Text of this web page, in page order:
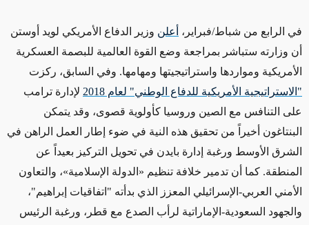
في الرابع من شباط/فبراير، أعلن وزير الدفاع الأمريكي لويد أوستن
أن وزارته ستباشر بمراجعة وضع القوة العالمية للبصمة العسكرية
الأمريكية ومواردها واستراتيجيتها ومهامها. وفي السابق، ركزت
"الاستراتيجية الأمريكية للدفاع الوطني" لعام 2018
لإدارة ترامب
على التنافس مع الصين وروسيا كأولوية قصوى، وقد يتمكن
البنتاغون أخيراً من تحقيق هذه النية في ضوء إطار العمل الراهن في
الشرق الأوسط ورغبة إدارة بايدن في تحويل التركيز بعيداً عن
المنطقة. كما أن تدمير خلافة تنظيم « الدولة الإسلامية»، والتعاون
الأمني ​​العربي-الإسرائيلي المعزز الذي بدأته "اتفاقيات إبراهيم"،
والجهود السعودية-الإماراتية لرأب الصدع مع قطر، ورغبة الرئيس